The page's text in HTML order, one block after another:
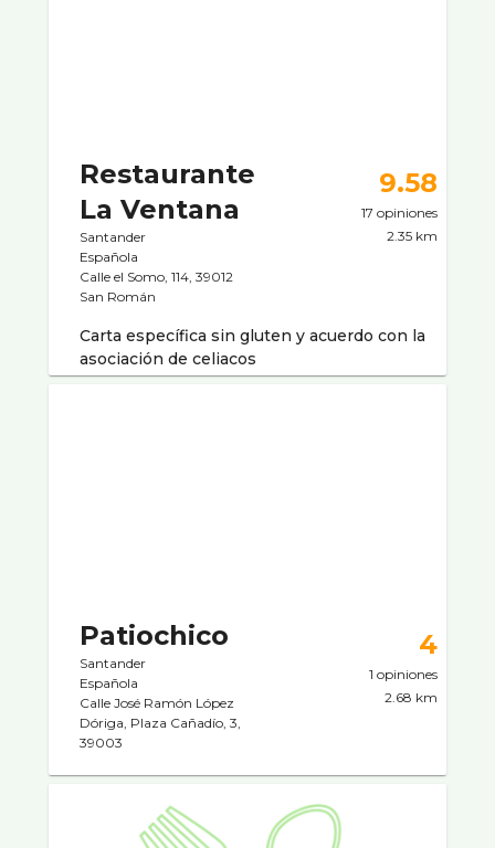
Restaurante
La Ventana
Santander
Española
Calle el Somo, 114, 39012
San Román
9.58
17 opiniones
2.35 km
Carta específica sin gluten y acuerdo con la
asociación de celiacos
Patiochico
Santander
Española
Calle José Ramón López
Dóriga, Plaza Cañadío, 3,
39003
4
1 opiniones
2.68 km